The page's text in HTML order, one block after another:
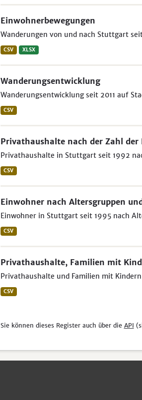
Einwohnerbewegungen
Wanderungen von und nach Stuttgart
CSV XLSX
Wanderungsentwicklung
Wanderungsentwicklung seit 2011 auf
CSV
Privathaushalte nach der Zahl der
Privathaushalte in Stuttgart seit 1992
CSV
Einwohner nach Altersgruppen
Einwohner in Stuttgart seit 1995 nach
CSV
Privathaushalte, Familien mit
Privathaushalte und Familien mit
CSV
Sie können dieses Register auch über die API